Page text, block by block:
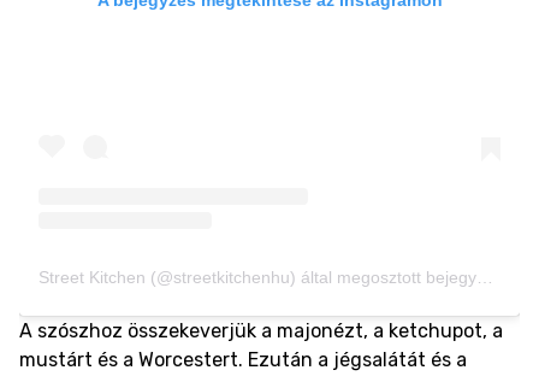
Street Kitchen (@streetkitchenhu) által megosztott bejegyzés
A szószhoz összekeverjük a majonézt, a ketchupot, a
mustárt és a Worcestert. Ezután a jégsalátát és a